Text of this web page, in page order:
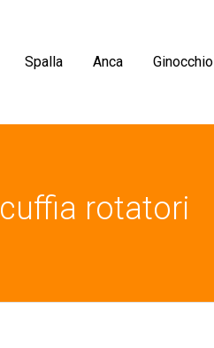
Spalla Anca Ginocchio
cuffia rotatori